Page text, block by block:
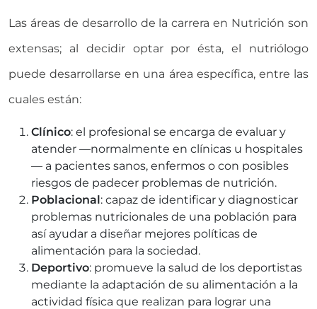
Las áreas de desarrollo de la carrera en Nutrición son
extensas; al decidir optar por ésta, el nutriólogo
puede desarrollarse en una área específica, entre las
cuales están:
Clínico: el profesional se encarga de evaluar y
atender —normalmente en clínicas u hospitales
— a pacientes sanos, enfermos o con posibles
riesgos de padecer problemas de nutrición.
Poblacional: capaz de identificar y diagnosticar
problemas nutricionales de una población para
así ayudar a diseñar mejores políticas de
alimentación para la sociedad.
Deportivo: promueve la salud de los deportistas
mediante la adaptación de su alimentación a la
actividad física que realizan para lograr una